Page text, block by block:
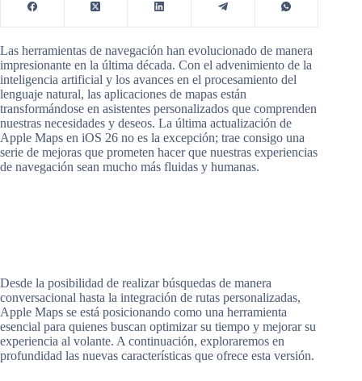
Las herramientas de navegación han evolucionado de manera
impresionante en la última década. Con el advenimiento de la
inteligencia artificial y los avances en el procesamiento del
lenguaje natural, las aplicaciones de mapas están
transformándose en asistentes personalizados que comprenden
nuestras necesidades y deseos. La última actualización de
Apple Maps en iOS 26 no es la excepción; trae consigo una
serie de mejoras que prometen hacer que nuestras experiencias
de navegación sean mucho más fluidas y humanas.
Desde la posibilidad de realizar búsquedas de manera
conversacional hasta la integración de rutas personalizadas,
Apple Maps se está posicionando como una herramienta
esencial para quienes buscan optimizar su tiempo y mejorar su
experiencia al volante. A continuación, exploraremos en
profundidad las nuevas características que ofrece esta versión.